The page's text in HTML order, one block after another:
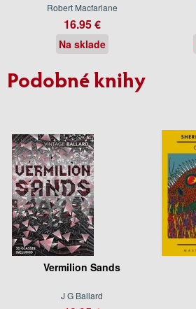
Robert Macfarlane
16.95 €
Na sklade
Podobné knihy
Vermilion Sands
J G Ballard